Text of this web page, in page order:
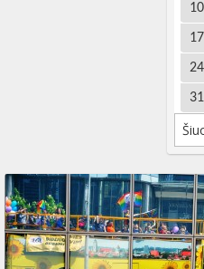
10
17
24
31